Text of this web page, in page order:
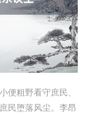
便粗野看守庶民、
民堕落风尘。李昂